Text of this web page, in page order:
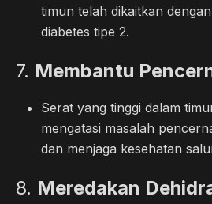
timun telah dikaitkan
diabetes tipe 2.
7. Membantu
Serat yang tinggi dalam
mengatasi masalah
dan menjaga kesehatan
8. Meredakan